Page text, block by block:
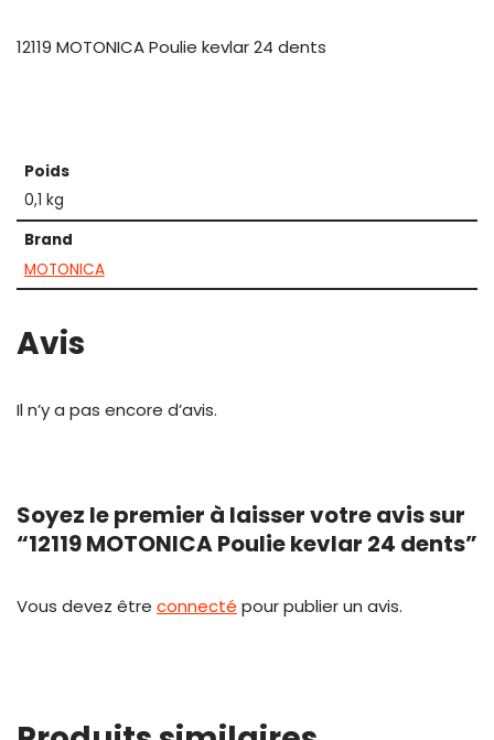
12119 MOTONICA Poulie kevlar 24 dents
Poids
0,1 kg
Brand
MOTONICA
Avis
Il n’y a pas encore d’avis.
Soyez le premier à laisser votre avis sur
“12119 MOTONICA Poulie kevlar 24 dents”
Vous devez être connecté pour publier un avis.